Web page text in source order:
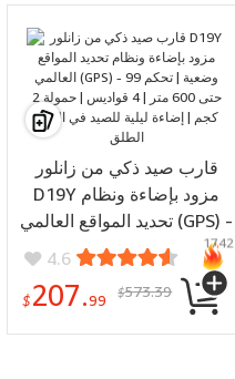
توصيل الطعم في الهواء
الطلق قارب صيد
قارب صيد ذكي من زانلور
D19Y مزود بإضاءة ونظام
تحديد المواقع العالمي (GPS) -
99 وضعية | تحكم حتى 600
كجم | إضاءة ليلية للصيد في
4.6
$207.99 $573.39
1742